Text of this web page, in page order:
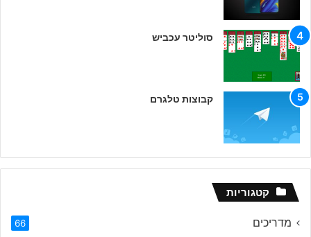
סוליטר עכביש
קבוצות טלגרם
קטגוריות
מדריכים 66